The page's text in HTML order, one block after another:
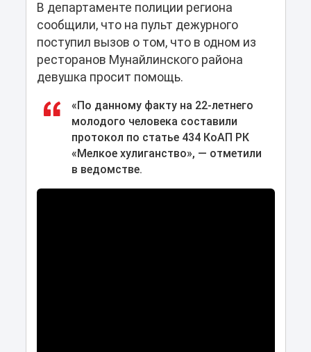
В департаменте полиции региона
сообщили, что на пульт дежурного
поступил вызов о том, что в одном из
ресторанов Мунайлинского района
девушка просит помощь.
«По данному факту на 22-летнего
молодого человека составили
протокол по статье 434 КоАП РК
«Мелкое хулиганство», — отметили
в ведомстве.